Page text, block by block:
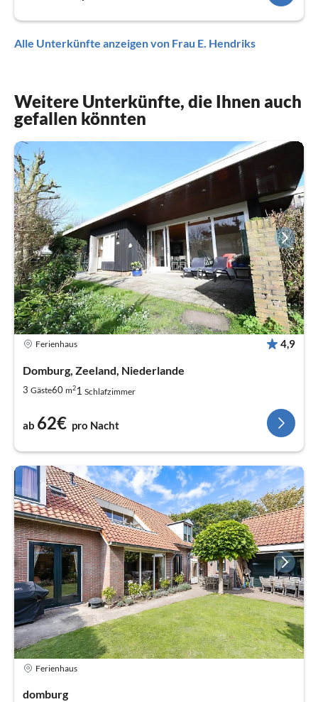
Alle Unterkünfte anzeigen von Frau E. Hendriks
Weitere Unterkünfte, die Ihnen auch
gefallen könnten
Ferienhaus 4,9
Domburg, Zeeland, Niederlande
3 Gäste60 m21 Schlafzimmer
ab 62€ pro Nacht
Ferienhaus
domburg